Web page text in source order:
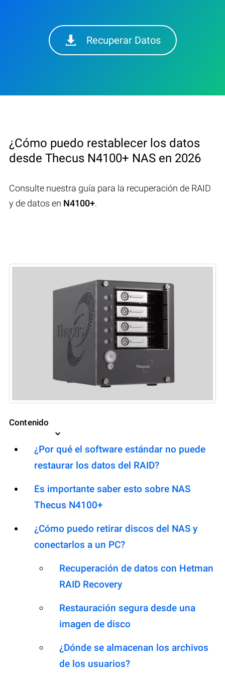
Recuperar Datos
¿Cómo puedo restablecer los datos
desde Thecus N4100+ NAS en 2026
Consulte nuestra guía para la recuperación de RAID
y de datos en N4100+.
Contenido
¿Por qué el software estándar no puede
restaurar los datos del RAID?
Es importante saber esto sobre NAS
Thecus N4100+
¿Cómo puedo retirar discos del NAS y
conectarlos a un PC?
Recuperación de datos con Hetman
RAID Recovery
Restauración segura desde una
imagen de disco
¿Dónde se almacenan los archivos
de los usuarios?